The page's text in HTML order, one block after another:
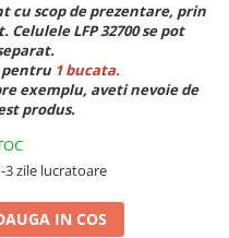
cu scop de prezentare, prin
LFP 32700 se pot
1 bucata.
exemplu, aveti nevoie de
produs.
3 zile lucratoare
IN COS